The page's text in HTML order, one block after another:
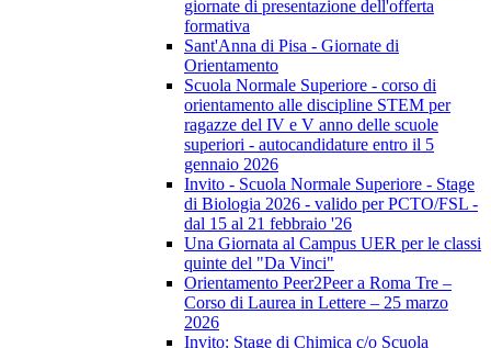
giornate di presentazione dell'offerta
formativa
Sant'Anna di Pisa - Giornate di
Orientamento
Scuola Normale Superiore - corso di
orientamento alle discipline STEM per
ragazze del IV e V anno delle scuole
superiori - autocandidature entro il 5
gennaio 2026
Invito - Scuola Normale Superiore - Stage
di Biologia 2026 - valido per PCTO/FSL -
dal 15 al 21 febbraio '26
Una Giornata al Campus UER per le classi
quinte del "Da Vinci"
Orientamento Peer2Peer a Roma Tre –
Corso di Laurea in Lettere – 25 marzo
2026
Invito: Stage di Chimica c/o Scuola